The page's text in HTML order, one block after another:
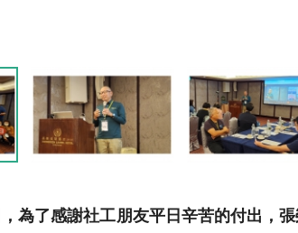
為了感謝社工朋友平日辛苦的付出，